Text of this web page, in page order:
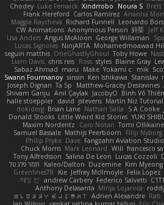
Chodey Luke Fenwick Xindrrobo Noura S Brett
Frank Hereford Carlos Ramírez Arianna
Maggie Raycheva Richard Funnell Leonardo
CW Animations Anonymous Person 鈴葵 Jeff
Lisa Anders Angus McAloon George Willaman
Lucas Signoles NinjARTA Mohamedmoawad
seguin matthis OneGhastlyGhoul Toby Howe
Liam Davis chris reis Ross styles Blaine Gray
Sabaz Ahmad maru Make Yokami c: mik
Swann Fourmanoy sinsin Ken Ishikawa Stanislav
Joseph Dignan Ta Sp Matthew-Gracey Desravines
Shivam Ganju Anıl Çaylak JacobyO Bình Võ Thiên
halle stoeppler david jstevens Martín Niz
dokiderg Brian Lane Nathan Salla S A Cooke
Donald Stooks Little Weird Kid Stories YUKI
Maxim Nordentz
Caio Notari Tomi
Samuel Bassale Mathijs Peerboom Filip Nyborg
Philip Pryke Dave Fangzahn Aviation
Chuck Morris Mark Leonard Will francesco
Tony Alfredsson Salina De Leon Lucas Cozzoli
תמר פלג טל
Kaleo/Dalton Duzemine Kim
Greenlines78
Kie Jeffrey McIlmoyle Felix Lopez
혜영 전 andrew Carbery Federico Salvetti
Anthony Delasanta Minja Lojanica
ꌃ꒒ꀎꋪꋪꌩ ꀘꈤꀤꁅꃅ꓄
Adrien Alexandre Rab